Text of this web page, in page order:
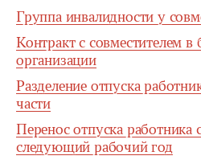
Группа инвалидности у
Контракт с совместителем
организации
Разделение отпуска
части
Перенос отпуска работника
следующий рабочий год